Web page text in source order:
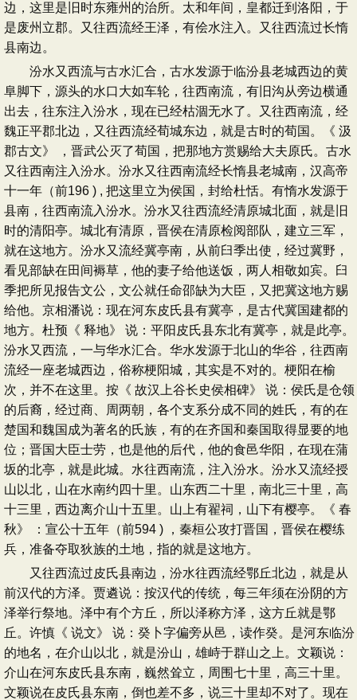
边，这里是旧时东雍州的治所。太和年间，皇都迁到洛阳，于
是废州立郡。又往西流经王泽，有侩水注入。又往西流过长惰
县南边。
汾水又西流与古水汇合，古水发源于临汾县老城西边的黄
阜脚下，源头的水口大如车轮，往西南流，有旧沟从旁边横通
出去，往东注入汾水，现在已经枯涸无水了。又往西南流，经
魏正平郡北边，又往西流经荀城东边，就是古时的荀国。《 汲
郡古文》 ，晋武公灭了荀国，把那地方赏赐给大夫原氏。古水
又往西南注入汾水。汾水又往西南流经长惰县老城南，汉高帝
十一年（前196 ) , 把这里立为侯国，封给杜恬。有惰水发源于
县南，往西南流入汾水。汾水又往西流经清原城北面，就是旧
时的清阳亭。城北有清原，晋侯在清原检阅部队，建立三军，
就在这地方。汾水又流经冀亭南，从前臼季出使，经过冀野，
看见部缺在田间褥草，他的妻子给他送饭，两人相敬如宾。臼
季把所见报告文公，文公就任命邵缺为大臣，又把冀这地方赐
给他。京相潘说：现在河东皮氏县有冀亭，是古代冀国建都的
地方。杜预《 释地》 说：平阳皮氏县东北有冀亭，就是此亭。
汾水又西流，一与华水汇合。华水发源于北山的华谷，往西南
流经一座老城西边，俗称梗阳城，其实是不对的。梗阳在榆
次，并不在这里。按《 故汉上谷长史侯相碑》 说：侯氏是仓领
的后裔，经过商、周两朝，各个支系分成不同的姓氏，有的在
楚国和魏国成为著名的氏族，有的在齐国和秦国取得显要的地
位；晋国大臣士劳，也是他的后代，他的食邑华阳，在现在蒲
坂的北亭，就是此城。水往西南流，注入汾水。汾水又流经授
山以北，山在水南约四十里。山东西二十里，南北三十里，高
十三里，西边离介山十五里。山上有翟祠，山下有樱亭。《 春
秋》 ：宣公十五年（前594 ) ，秦桓公攻打晋国，晋侯在樱练
兵，准备夺取狄族的土地，指的就是这地方。
又往西流过皮氏县南边，汾水往西流经鄂丘北边，就是从
前汉代的方泽。贾遴说：按汉代的传统，每三年须在汾阴的方
泽举行祭地。泽中有个方丘，所以泽称方泽，这方丘就是鄂
丘。许慎《 说文》 说：癸卜字偏旁从邑，读作癸。是河东临汾
的地名，在介山以北，就是汾山，雄峙于群山之上。文颖说：
介山在河东皮氏县东南，巍然耸立，周围七十里，高三十里。
文颖说在皮氏县东南，倒也差不多，说三十里却不对了。现在